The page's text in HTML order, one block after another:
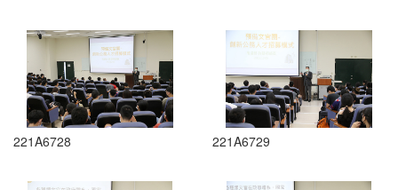
221A6728 221A6729